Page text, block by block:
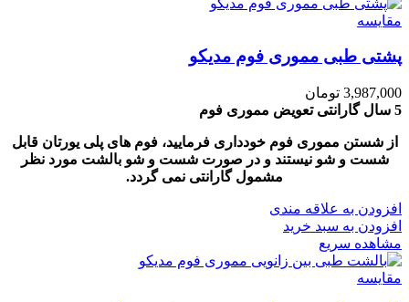
مقایسه
پشتی طبی مموری فوم مدیکو
3,987,000 تومان
5 سال گارانتی تعویض مموری فوم
از شستن مموری فوم خودداری فرمایید، فوم های پلی یورتان قابل
شست و شو نیستند و در صورت شست و شو بالشت مورد نظر
مشمول گارانتی نمی گردد.
افزودن به علاقه مندی
افزودن به سبد خرید
مشاهده سریع
مقایسه